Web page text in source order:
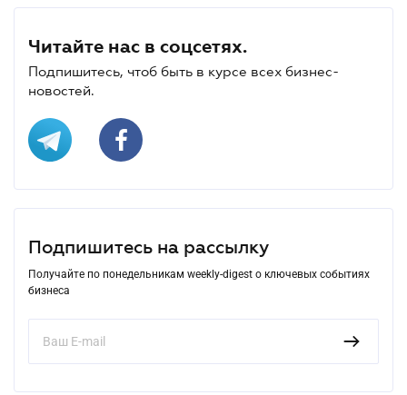
Читайте нас в соцсетях.
Подпишитесь, чтоб быть в курсе всех бизнес-
новостей.
Подпишитесь на рассылку
Получайте по понедельникам weekly-digest о ключевых событиях
бизнеса